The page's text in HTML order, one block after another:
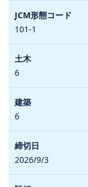
101-1
6
6
2026/9/3